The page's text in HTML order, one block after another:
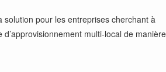
solution pour les entreprises cherchant à
multi-local de manière